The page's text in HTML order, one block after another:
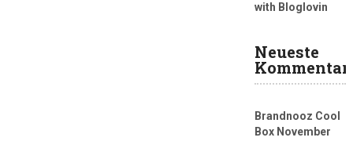
with Bloglovin
Neueste
Brandnooz Cool
Box November